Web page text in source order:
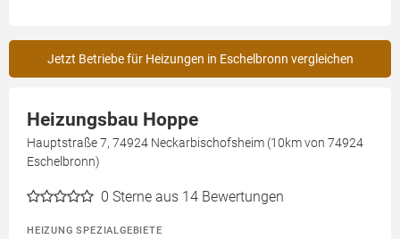
Jetzt Betriebe für Heizungen in Eschelbronn vergleichen
Heizungsbau Hoppe
Hauptstraße 7, 74924 Neckarbischofsheim (10km von 74924
Eschelbronn)
0 Sterne aus 14 Bewertungen
HEIZUNG SPEZIALGEBIETE